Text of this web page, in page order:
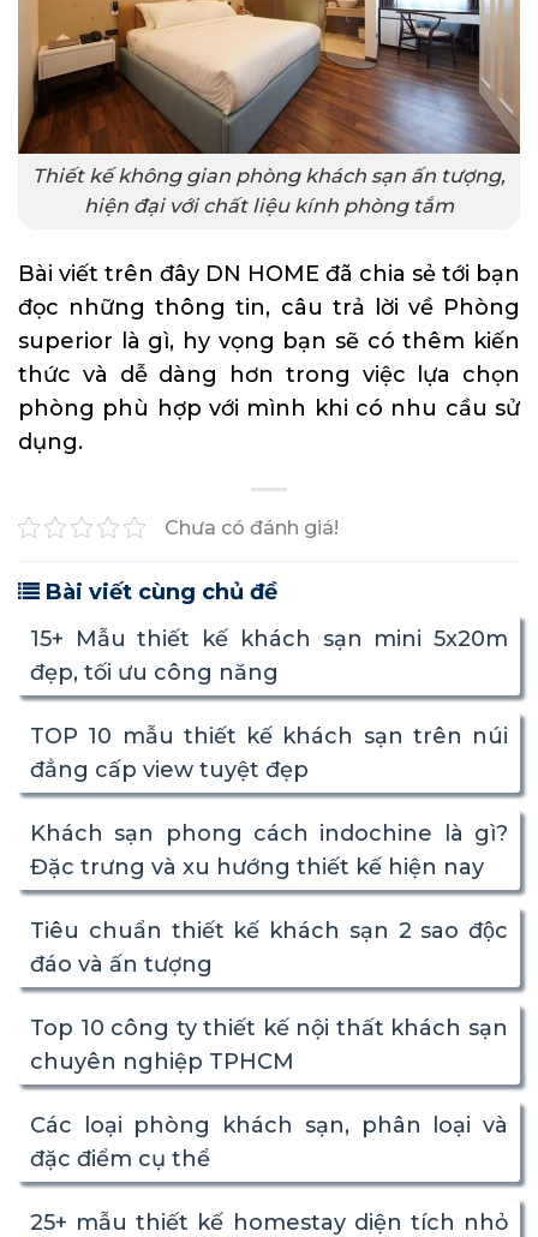
Thiết kế không gian phòng khách sạn ấn tượng,
hiện đại với chất liệu kính phòng tắm
Bài viết trên đây DN HOME đã chia sẻ tới bạn
đọc những thông tin, câu trả lời về Phòng
superior là gì, hy vọng bạn sẽ có thêm kiến
thức và dễ dàng hơn trong việc lựa chọn
phòng phù hợp với mình khi có nhu cầu sử
dụng.
Chưa có đánh giá!
Bài viết cùng chủ đề
15+ Mẫu thiết kế khách sạn mini 5x20m
đẹp, tối ưu công năng
TOP 10 mẫu thiết kế khách sạn trên núi
đẳng cấp view tuyệt đẹp
Khách sạn phong cách indochine là gì?
Đặc trưng và xu hướng thiết kế hiện nay
Tiêu chuẩn thiết kế khách sạn 2 sao độc
đáo và ấn tượng
Top 10 công ty thiết kế nội thất khách sạn
chuyên nghiệp TPHCM
Các loại phòng khách sạn, phân loại và
đặc điểm cụ thể
25+ mẫu thiết kế homestay diện tích nhỏ